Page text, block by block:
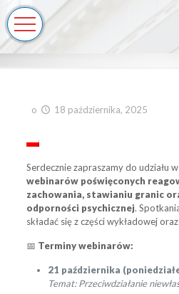
o 18 października, 2025
Serdecznie zapraszamy do udziału
webinarów poświęconych
zachowania, stawianiu granic
odporności psychicznej.
składać się z części wykładowej
📅 Terminy webinarów:
21 października
Temat: Przeciwdziałanie